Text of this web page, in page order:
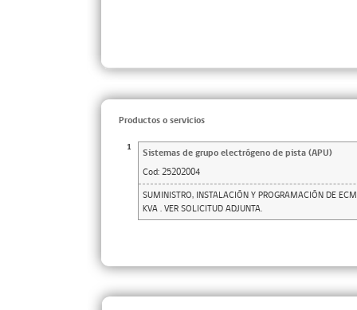
Productos o servicios
1
Sistemas de grupo electrógeno de pista (APU)
Cod: 25202004
SUMINISTRO, INSTALACIÓN Y PROGRAMACIÓN DE
KVA . VER SOLICITUD ADJUNTA.